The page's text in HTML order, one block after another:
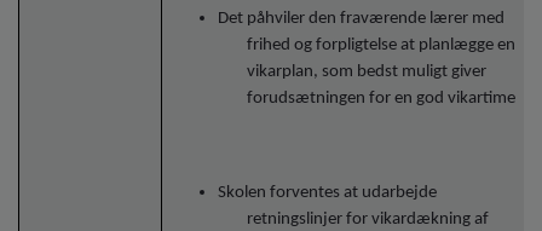
Det påhviler den fraværende lærer med
frihed og forpligtelse at planlægge en
vikarplan, som bedst muligt giver
forudsætningen for en god vikartime
Skolen forventes at udarbejde
retningslinjer for vikardækning af